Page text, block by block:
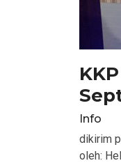
Info
dikirim
oleh: